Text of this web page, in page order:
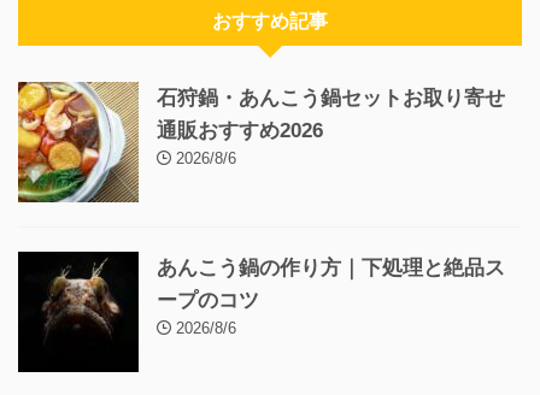
おすすめ記事
石狩鍋・あんこう鍋セットお取り寄せ
通販おすすめ2026
2026/8/6
あんこう鍋の作り方｜下処理と絶品ス
ープのコツ
2026/8/6